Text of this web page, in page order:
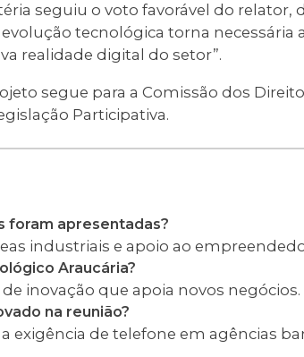
seguiu o voto favorável do relator,
tecnológica torna necessária
realidade digital do setor”.
segue para a Comissão dos
Participativa.
foram apresentadas?
industriais e apoio ao
Araucária?
inovação que apoia novos negócios.
na reunião?
exigência de telefone em agências